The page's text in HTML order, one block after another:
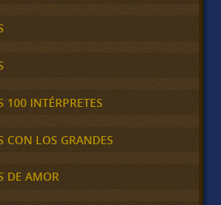
100 INTÉRPRETES
CON LOS GRANDES
DE AMOR